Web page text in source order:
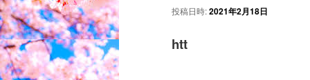
投稿日時:2021年2月18日
htt